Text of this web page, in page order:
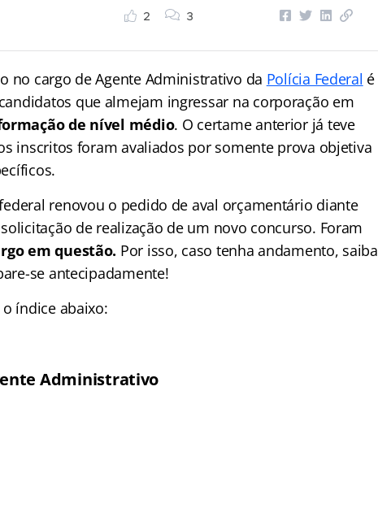
2 3
no cargo de Agente Administrativo da Polícia Federal é
que almejam ingressar na corporação em
de nível médio. O certame anterior já teve
inscritos foram avaliados por somente prova objetiva
renovou o pedido de aval orçamentário diante
de realização de um novo concurso. Foram
em questão. Por isso, caso tenha andamento, saiba
se antecipadamente!
índice abaixo:
Administrativo